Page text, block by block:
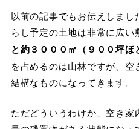
以前の記事でもお伝えしま
らし予定の土地は非常に広い
と約３０００㎡（９００坪ほ
を占めるのは山林ですが、
結構なものになってきます。
ただどういうわけか、空き